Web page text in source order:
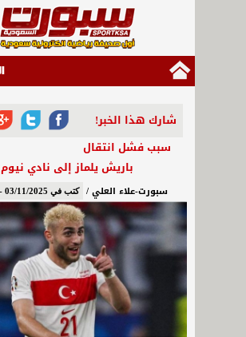
شارك هذا الخبر!
سبب فشل انتقال
باريش يلماز إلى نادي نيوم
سبورت-علاء العلي / كتب في 03/11/2025 - 3:17 م